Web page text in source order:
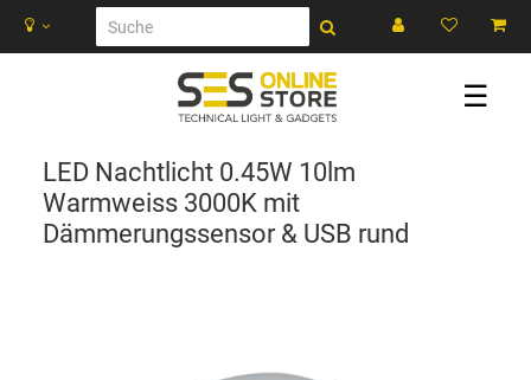
☰
LED Nachtlicht 0.45W 10lm
Warmweiss 3000K mit
Dämmerungssensor & USB rund